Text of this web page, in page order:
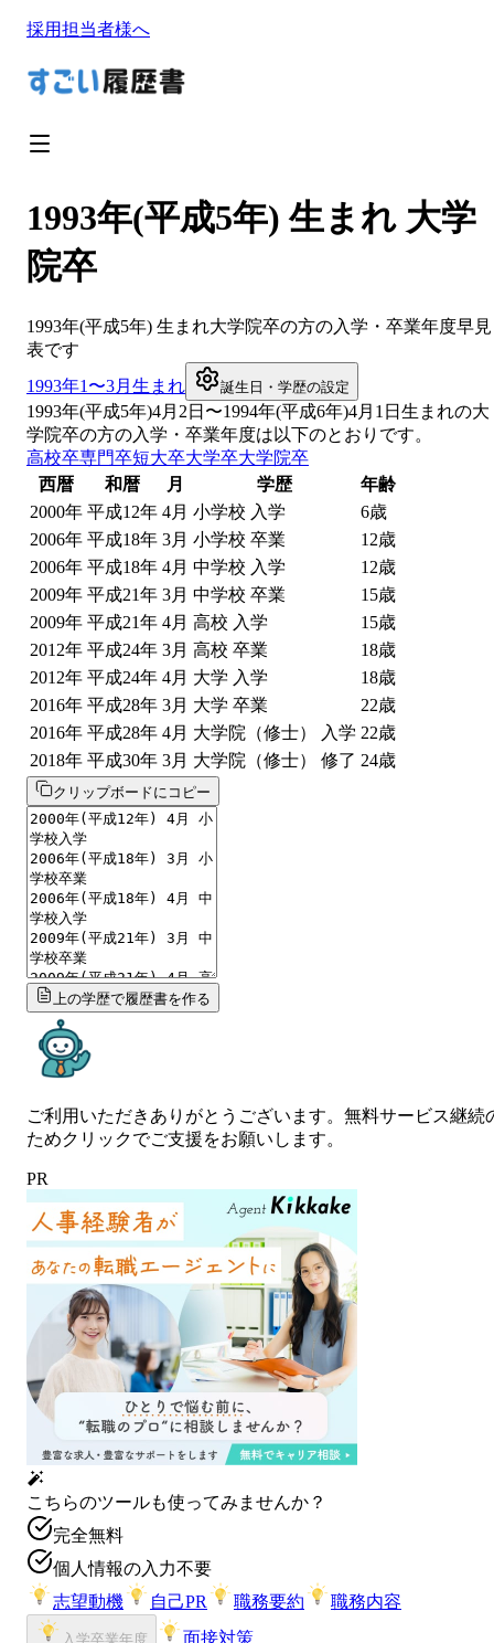
採用担当者様へ
1993年(平成5年) 生まれ 大学
院卒
1993年(平成5年) 生まれ大学院卒の方の入学・卒業年度早見
表です
1993年1〜3月生まれ 誕生日・学歴の設定
1993年(平成5年)4月 2 日〜1994年(平成6年)4月1日生まれの大
学院卒の方の入学・卒業年度は以下のとおりです。
高校卒専門卒短大卒大学卒大学院卒
西暦
和暦 月 学歴
年齢
2000年 平成12年 4月 小学校 入学 6歳
2006年 平成18年 3月 小学校 卒業 12歳
2006年 平成18年 4月 中学校 入学 12歳
2009年 平成21年 3月 中学校 卒業 15歳
2009年 平成21年 4月 高校 入学 15歳
2012年 平成24年 3月 高校 卒業 18歳
2012年 平成24年 4月 大学 入学 18歳
2016年 平成28年 3月 大学 卒業 22歳
2016年 平成28年 4月 大学院（修士） 入学 22歳
2018年 平成30年 3月 大学院（修士） 修了 24歳
クリップボードにコピー
上の学歴で履歴書を作る
ご利用いただきありがとうございます。無料サービス継続
ためクリックでご支援をお願いします。
PR
こちらのツールも使ってみませんか？
完全無料
個人情報の入力不要
志望動機
自己PR 職務要約 職務内容
入学卒業年度 面接対策